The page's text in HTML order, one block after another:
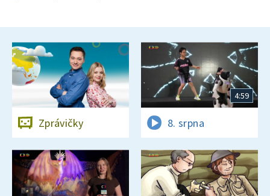
Zprávičky
4:59
8. srpna